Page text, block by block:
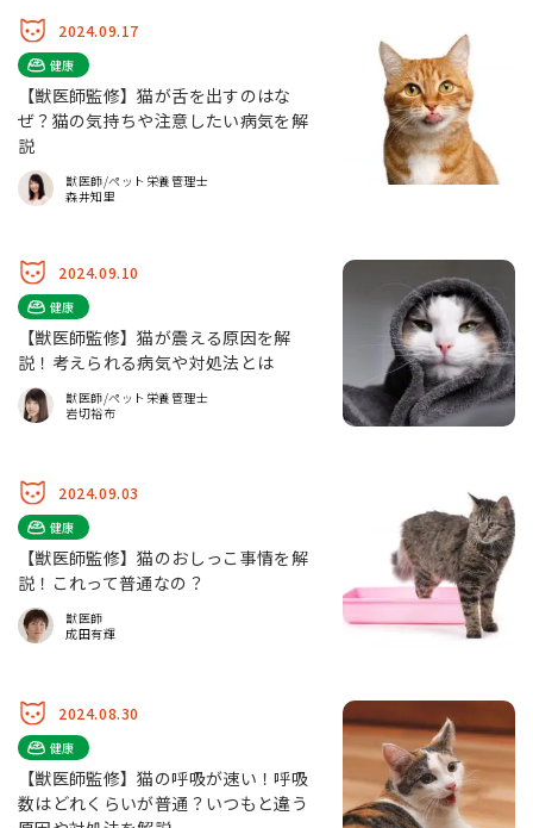
2024.09.17
健康
【獣医師監修】猫が舌を出すのはな
ぜ？猫の気持ちや注意したい病気を解
説
獣医師/ペット栄養管理士
森井知里
2024.09.10
健康
【獣医師監修】猫が震える原因を解
説！考えられる病気や対処法とは
獣医師/ペット栄養管理士
岩切裕布
2024.09.03
健康
【獣医師監修】猫のおしっこ事情を解
説！これって普通なの？
獣医師
成田有輝
2024.08.30
健康
【獣医師監修】猫の呼吸が速い！呼吸
数はどれくらいが普通？いつもと違う